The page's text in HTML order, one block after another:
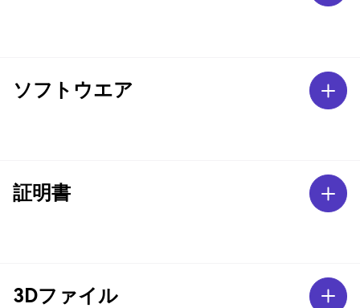
ソフトウエア
証明書
3Dファイル